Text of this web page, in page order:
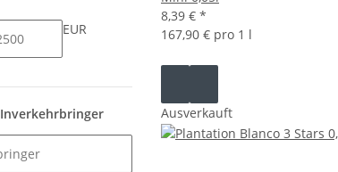
8,39 € *
167,90 € pro 1 l
Ausverkauft
EUR
Inverkehrbringer